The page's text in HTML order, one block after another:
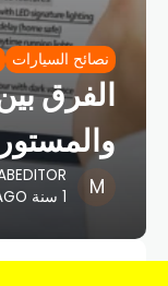
نصائح السيارات
الفرق
1 سنة AGO